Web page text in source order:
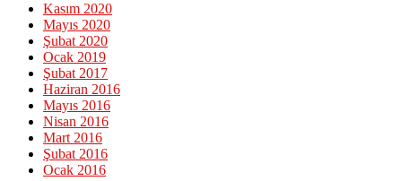
Kasım 2020
Mayıs 2020
Şubat 2020
Ocak 2019
Şubat 2017
Haziran 2016
Mayıs 2016
Nisan 2016
Mart 2016
Şubat 2016
Ocak 2016